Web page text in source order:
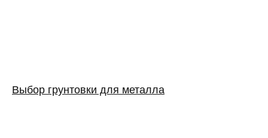
Выбор грунтовки для металла